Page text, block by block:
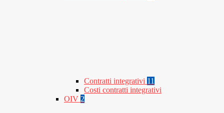
Contratti integrativi 11
Costi contratti integrativi
OIV 2